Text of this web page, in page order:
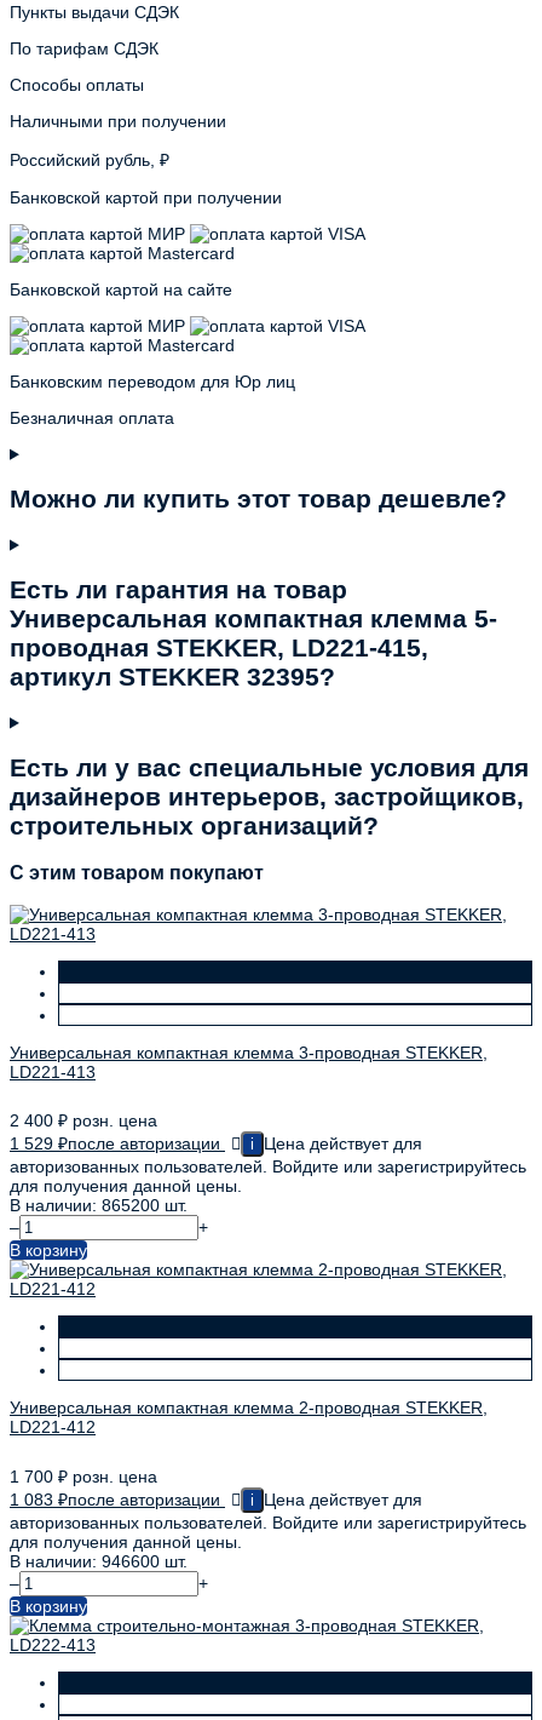
Пункты выдачи СДЭК
По тарифам СДЭК
Способы оплаты
Наличными при получении
Российский рубль, ₽
Банковской картой при получении
Банковской картой на сайте
Банковским переводом для Юр лиц
Безналичная оплата
Можно ли купить этот товар дешевле?
Есть ли гарантия на товар
Универсальная компактная клемма 5-
проводная STEKKER, LD221-415,
артикул STEKKER 32395?
Есть ли у вас специальные условия для
дизайнеров интерьеров, застройщиков,
строительных организаций?
C этим товаром покупают
Универсальная компактная клемма 3-проводная STEKKER,
LD221-413
2 400 ₽ розн. цена
1 529 ₽после авторизации i
Цена действует для
авторизованных пользователей. Войдите или зарегистрируйтесь
для получения данной цены.
В наличии: 865200 шт.
–
+
В корзину
Универсальная компактная клемма 2-проводная STEKKER,
LD221-412
1 700 ₽ розн. цена
1 083 ₽после авторизации i
Цена действует для
авторизованных пользователей. Войдите или зарегистрируйтесь
для получения данной цены.
В наличии: 946600 шт.
–
+
В корзину